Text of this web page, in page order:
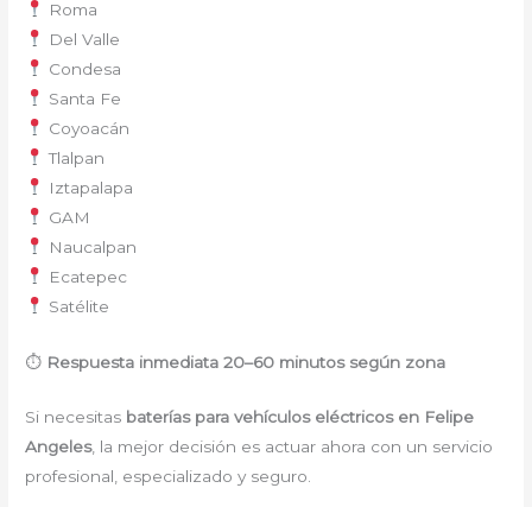
Roma
Del Valle
Condesa
Santa Fe
Coyoacán
Tlalpan
Iztapalapa
GAM
Naucalpan
Ecatepec
Satélite
⏱ Respuesta inmediata 20–60 minutos según zona
Si necesitas baterías para vehículos eléctricos en Felipe
Angeles, la mejor decisión es actuar ahora con un servicio
profesional, especializado y seguro.